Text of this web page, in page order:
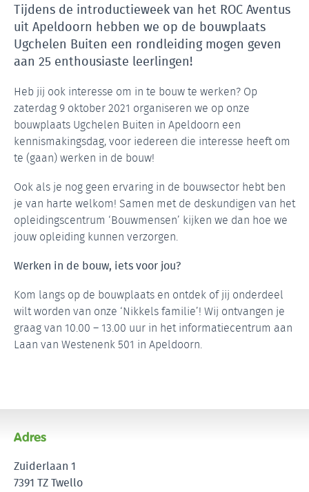
Tijdens de introductieweek van het ROC Aventus
uit Apeldoorn hebben we op de bouwplaats
Ugchelen Buiten een rondleiding mogen geven
aan 25 enthousiaste leerlingen!
Heb jij ook interesse om in te bouw te werken? Op
zaterdag 9 oktober 2021 organiseren we op onze
bouwplaats Ugchelen Buiten in Apeldoorn een
kennismakingsdag, voor iedereen die interesse heeft om
te (gaan) werken in de bouw!
Ook als je nog geen ervaring in de bouwsector hebt ben
je van harte welkom! Samen met de deskundigen van het
opleidingscentrum ‘Bouwmensen’ kijken we dan hoe we
jouw opleiding kunnen verzorgen.
Werken in de bouw, iets voor jou?
Kom langs op de bouwplaats en ontdek of jij onderdeel
wilt worden van onze ‘Nikkels familie’! Wij ontvangen je
graag van 10.00 – 13.00 uur in het informatiecentrum aan
Laan van Westenenk 501 in Apeldoorn.
Adres
Zuiderlaan 1
7391 TZ Twello